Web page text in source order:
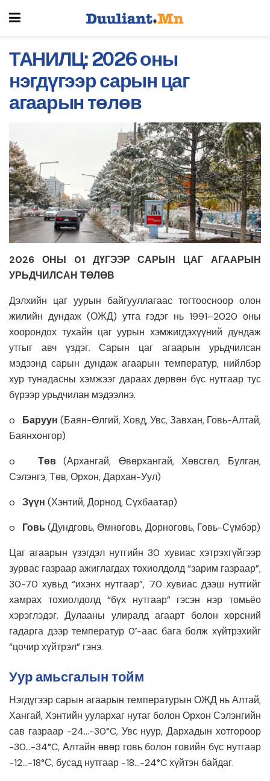
ТАНИЛЦ: 2026 оны
нэгдүгээр сарын цаг
агаарын төлөв
2026 ОНЫ 01 ДҮГЭЭР САРЫН ЦАГ АГААРЫН
УРЬДЧИЛСАН ТӨЛӨВ
Дэлхийн цаг уурын байгууллагаас тогтоосноор олон
жилийн дундаж (ОЖД) утга гэдэг нь 1991–2020 оны
хоорондох тухайн цаг уурын хэмжигдэхүүний дундаж
утгыг авч үздэг. Сарын цаг агаарын урьдчилсан
мэдээнд сарын дундаж агаарын температур, нийлбэр
хур тунадасны хэмжээг дараах дөрвөн бүс нутгаар тус
бүрээр урьдчилан мэдээлнэ.
o Баруун (Баян-Өлгий, Ховд, Увс, Завхан, Говь-Алтай,
Баянхонгор)
o Төв(Архангай, Өвөрхангай, Хөвсгөл, Булган,
Сэлэнгэ, Төв, Орхон, Дархан-Уул)
o Зүүн (Хэнтий, Дорнод, Сүхбаатар)
o Говь(Дундговь, Өмнөговь, Дорноговь, Говь-Сүмбэр)
Цаг агаарын үзэгдэл нутгийн 30 хувиас хэтрэхгүйгээр
зурвас газраар ажиглагдах тохиолдолд “зарим газраар”,
30-70 хувьд “ихэнх нутгаар”, 70 хувиас дээш нутгийг
хамрах тохиолдолд “бүх нутгаар” гэсэн нэр томьёо
хэрэглэдэг. Дулааны улиралд агаарт болон хөрсний
гадарга дээр температур 0°-аас бага болж хүйтрэхийг
“цочир хүйтрэл” гэнэ.
Уур амьсгалын тойм
Нэгдүгээр сарын агаарын температурын ОЖД нь Алтай,
Хангай, Хэнтийн уулархаг нутаг болон Орхон Сэлэнгийн
сав газраар -24…-30°C, Увс нуур, Дархадын хотгороор
-30…-34°C, Алтайн өвөр говь болон говийн бүс нутгаар
-12…-18°С, бусад нутгаар -18…-24°C хүйтэн байдаг.